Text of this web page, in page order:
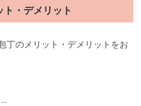
・デメリット
丁のメリット・デメリットをお